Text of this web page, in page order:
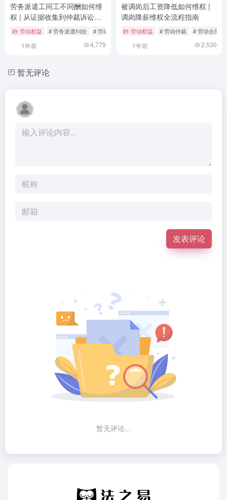
劳务派遣工同工不同酬如何维
权 | 从证据收集到仲裁诉讼的
实战指南
劳动权益 # 劳务派遣纠纷 # 劳动仲裁 # 劳动合同法
1年前 4,779
被调岗后工资降低如何维权 |
调岗降薪维权全流程指南
劳动权益 # 劳动仲裁 # 劳动合同法
1年前 2,530
暂无评论
发表评论
暂无评论...